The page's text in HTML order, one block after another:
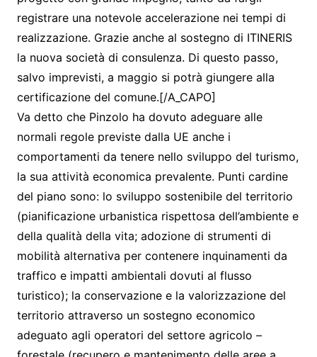
registrare una notevole accelerazione nei tempi di
realizzazione. Grazie anche al sostegno di ITINERIS
la nuova società di consulenza. Di questo passo,
salvo imprevisti, a maggio si potrà giungere alla
certificazione del comune.[/A_CAPO]
Va detto che Pinzolo ha dovuto adeguare alle
normali regole previste dalla UE anche i
comportamenti da tenere nello sviluppo del turismo,
la sua attività economica prevalente. Punti cardine
del piano sono: lo sviluppo sostenibile del territorio
(pianificazione urbanistica rispettosa dell’ambiente e
della qualità della vita; adozione di strumenti di
mobilità alternativa per contenere inquinamenti da
traffico e impatti ambientali dovuti al flusso
turistico); la conservazione e la valorizzazione del
territorio attraverso un sostegno economico
adeguato agli operatori del settore agricolo –